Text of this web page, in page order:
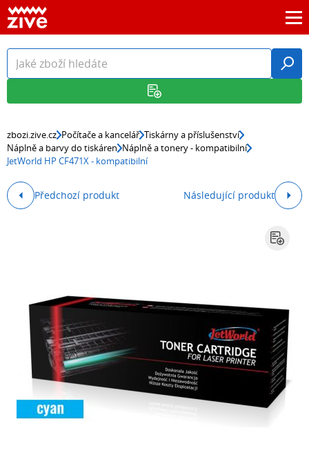
zbozi.zive.cz Počítače a kancelář Tiskárny a příslušenství
Náplně a barvy do tiskáren Náplně a tonery - kompatibilní
JetWorld HP CF471X - kompatibilní
Předchozí produkt Následující produkt